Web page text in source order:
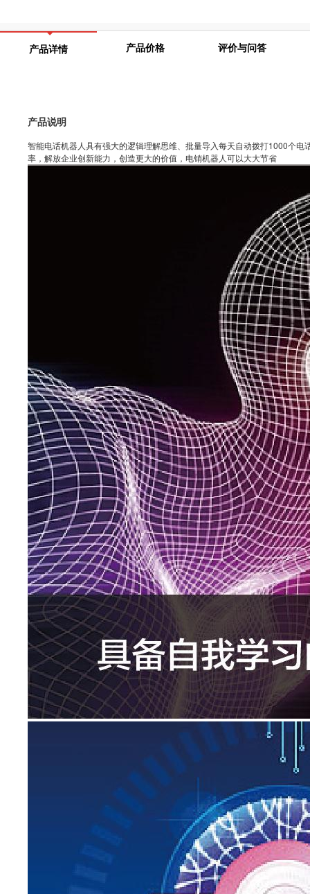
产品详情 产品价格 评价与问答
产品说明
智能电话机器人具有强大的逻辑理解思维、批量导入每天自动拨打1000个
率，解放企业创新能力，创造更大的价值，电销机器人可以大大节省